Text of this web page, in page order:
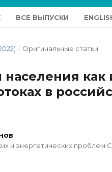
ВСЕ ВЫПУСКИ
/ Оригинальные статьи
как
в
и энергетических проблем